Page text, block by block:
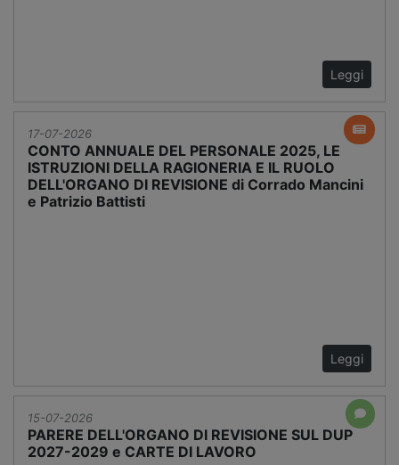
Leggi
17-07-2026
CONTO ANNUALE DEL PERSONALE 2025, LE
ISTRUZIONI DELLA RAGIONERIA E IL RUOLO
DELL'ORGANO DI REVISIONE di Corrado Mancini
e Patrizio Battisti
Leggi
15-07-2026
PARERE DELL'ORGANO DI REVISIONE SUL DUP
2027-2029 e CARTE DI LAVORO